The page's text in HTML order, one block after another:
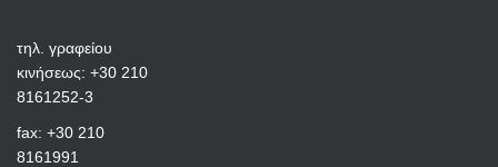
τηλ. γραφείου
κινήσεως: +30 210
8161252-3
fax: +30 210
8161991